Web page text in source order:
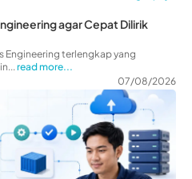
agar Cepat Dilirik
Engineering terlengkap yang
read more...
07/08/2026